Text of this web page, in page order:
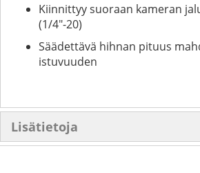
Kiinnittyy suoraan kameran
(1/4"-20)
Säädettävä hihnan pituus
istuvuuden
Lisätietoja